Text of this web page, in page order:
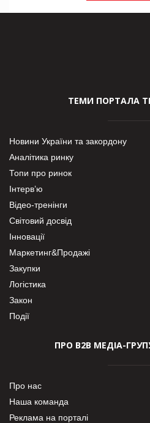
ТЕМИ ПОРТАЛА
Новини України та закордону
Аналітика ринку
Топи про ринок
Інтерв’ю
Відео-тренінги
Світовий досвід
Інновації
Маркетинг&Продажі
Закупки
Логістика
Закон
Події
ПРО В2В МЕДІА-
Про нас
Наша команда
Реклама на порталі